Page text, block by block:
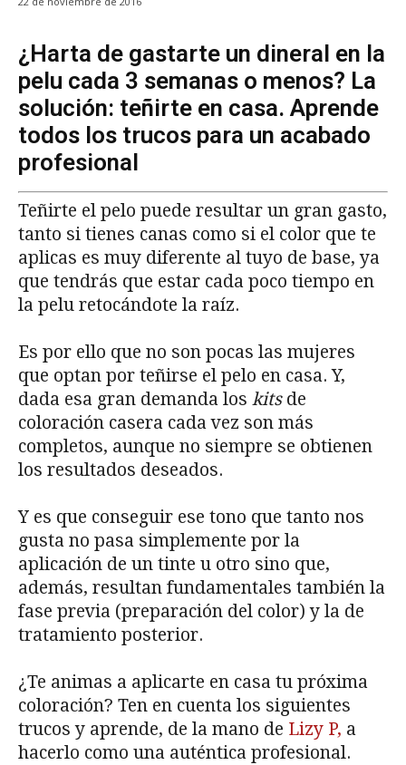
¿Harta de gastarte un dineral en la
pelu cada 3 semanas o menos? La
solución: teñirte en casa. Aprende
todos los trucos para un acabado
profesional
Teñirte el pelo puede resultar un gran gasto,
tanto si tienes canas como si el color que te
aplicas es muy diferente al tuyo de base, ya
que tendrás que estar cada poco tiempo en
la pelu retocándote la raíz.
Es por ello que no son pocas las mujeres
que optan por teñirse el pelo en casa. Y,
dada esa gran demanda los kits de
coloración casera cada vez son más
completos, aunque no siempre se obtienen
los resultados deseados.
Y es que conseguir ese tono que tanto nos
gusta no pasa simplemente por la
aplicación de un tinte u otro sino que,
además, resultan fundamentales también la
fase previa (preparación del color) y la de
tratamiento posterior.
¿Te animas a aplicarte en casa tu próxima
coloración? Ten en cuenta los siguientes
trucos y aprende, de la mano de Lizy P, a
hacerlo como una auténtica profesional.